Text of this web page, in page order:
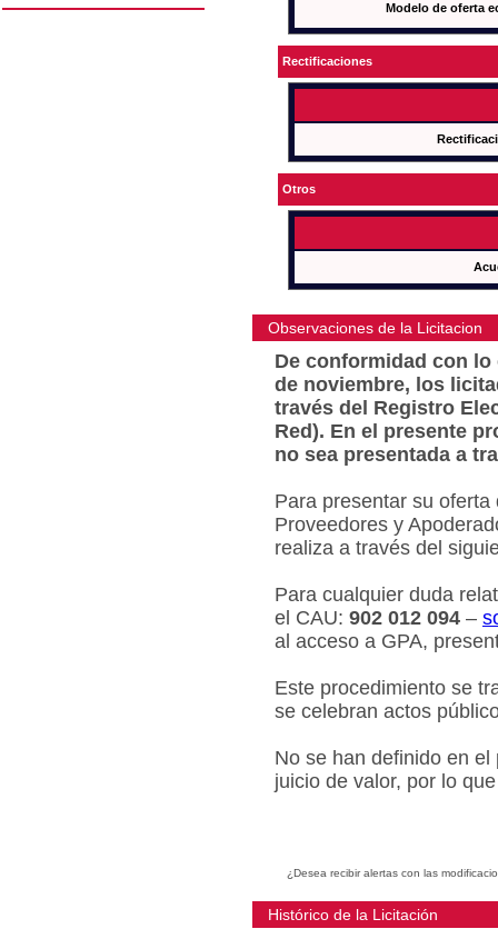
Modelo de oferta
Rectificaciones
Otros
Observaciones de la Licitacion
De conformidad con lo
de noviembre, los
través del Registro
Red). En el presente
no sea presentada a
Para presentar su
Proveedores y
realiza a través del
Para cualquier duda
el CAU: 902 012 094 –
al acceso a GPA,
Este procedimiento se
se celebran actos
No se han definido en
juicio de valor, por lo
¿Desea recibir alertas con las
Histórico de la Licitación